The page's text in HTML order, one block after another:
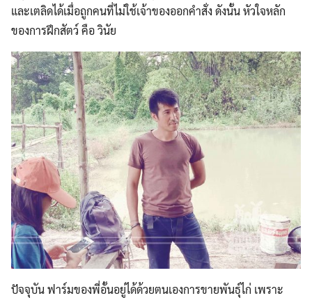
และเตลิดได้เมื่อถูกคนที่ไม่ใช้เจ้าของออกคำสั่ง ดังนั้น หัวใจหลัก
ของการฝึกสัตว์ คือ วินัย
ปัจจุบัน ฟาร์มของพี่อั้นอยู่ได้ด้วยตนเองการขายพันธุ์ไก่ เพราะ